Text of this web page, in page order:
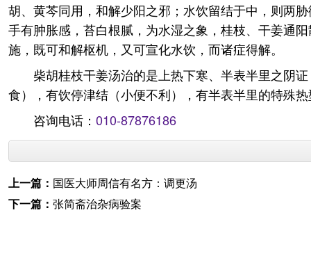
胡、黄芩同用，和解少阳之邪；水饮留结于中，则两
手有肿胀感，苔白根腻，为水湿之象，桂枝、干姜通
施，既可和解枢机，又可宣化水饮，而诸症得解。
柴胡桂枝干姜汤治的是上热下寒、半表半里之阴
食），有饮停津结（小便不利），有半表半里的特殊
咨询电话： 010-87876186
上一篇： 国医大师周信有名方：调更汤
下一篇： 张简斋治杂病验案